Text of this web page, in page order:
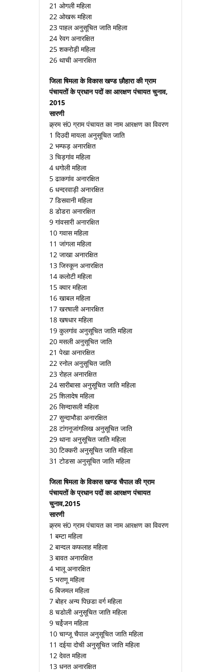
21 ओगली महिला
22 ओखरू महिला
23 पाहल अनुसूचित जाति महिला
24 रेवग अनारक्षित
25 शकरोड़ी महिला
26 थाची अनारक्षित
जिला षिमला के विकास खण्ड छौहारा की ग्राम
पंचायतों के प्रधान पदों का आरक्षण पंचायत चुनाव,
2015
सारणी
क्र्रम सं0 ग्राम पंचायत का नाम आरक्षण का विवरण
1 दिउदी मायला अनुसूचित जाति
2 भम्फड़ अनारक्षित
3 चिड़गांव महिला
4 धगोली महिला
5 ढाकगांव अनारक्षित
6 धन्दरवाड़ी अनारक्षित
7 डिसवानी महिला
8 डोडरा अनारक्षित
9 गांवसारी अनारक्षित
10 गवास महिला
11 जांगला महिला
12 जाखा अनारक्षित
13 जिस्कून अनारक्षित
14 कलोटी महिला
15 क्वार महिला
16 खाबल महिला
17 खरषाली अनारक्षित
18 खषधार महिला
19 कुलगांव अनुसूचित जाति महिला
20 मसली अनुसूचित जाति
21 पेखा अनारक्षित
22 रनोल अनुसूचित जाति
23 रोहल अनारक्षित
24 सारीबासा अनुसूचित जाति महिला
25 शिलादेष महिला
26 सिन्दासली महिला
27 सुन्दाभौडा अनारक्षित
28 टांगनूजांगलिख अनुसूचित जाति
29 थाना अनुसूचित जाति महिला
30 टिक्करी अनुसूचित जाति महिला
31 टोडसा अनुसूचित जाति महिला
जिला षिमला के विकास खण्ड चैपाल की ग्राम
पंचायतों के प्रधान पदों का आरक्षण पंचायत
चुनाव,2015
सारणी
क्र्रम सं0 ग्राम पंचायत का नाम आरक्षण का विवरण
1 बम्टा महिला
2 बान्दल कफलाह महिला
3 बावत अनारक्षित
4 भालू अनारक्षित
5 भराणू महिला
6 बिजमल महिला
7 बोहर अन्य पिछडा वर्ग महिला
8 चडोली अनुसूचित जाति महिला
9 चईेजन महिला
10 चान्जू चैपाल अनुसूचित जाति महिला
11 दईया दोची अनुसूचित जाति महिला
12 देवत महिला
13 धनत अनारक्षित